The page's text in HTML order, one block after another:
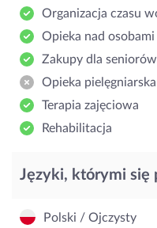
Organizacja czasu
Opieka nad
Zakupy dla seniorów
Opieka pielęgniarska
Terapia zajęciowa
Rehabilitacja
Języki, którymi się
Polski / Ojczysty